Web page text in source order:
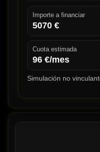
Importe a financiar
5070 €
Cuota estimada
96 €/mes
Simulación no